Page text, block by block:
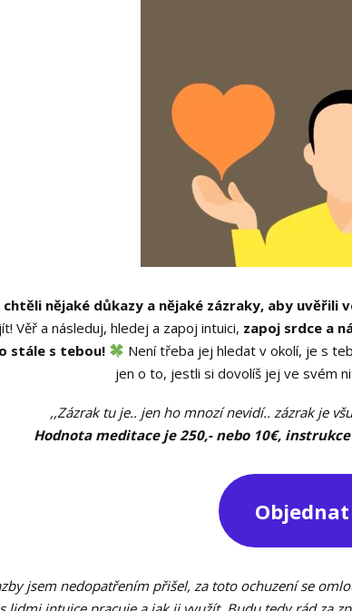
nějaké důkazy a nějaké zázraky, aby uvěřili
Věř a následuj, hledej a zapoj intuici, zapoj srdce a
stále s tebou!
Není třeba jej hledat v okolí, je s
jen o to, jestli si dovolíš jej ve svém
,,Zázrak tu je.. jen ho mnozí nevidí.. zázrak je
Hodnota meditace je 250,- nebo 10€,
jsem nedopatřením přišel, za toto ochuzení se